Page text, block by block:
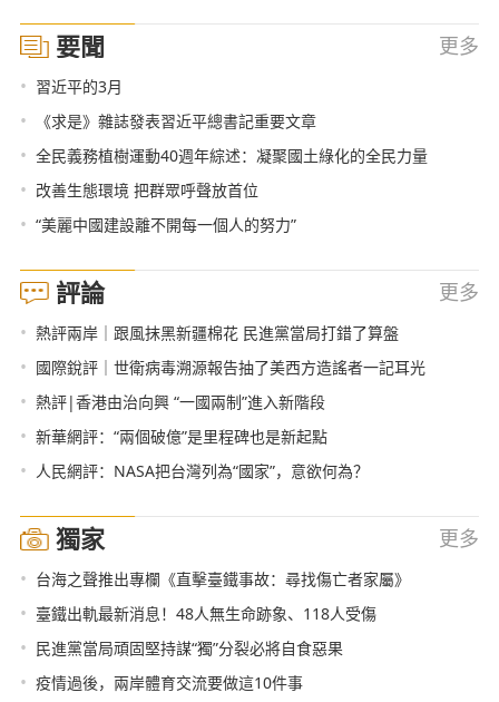
要聞 更多
• 習近平的3月
• 《求是》雜誌發表習近平總書記重要文章
• 全民義務植樹運動40週年綜述：凝聚國土綠化的全民力量
• 改善生態環境 把群眾呼聲放首位
• “美麗中國建設離不開每一個人的努力”
評論 更多
• 熱評兩岸｜跟風抹黑新疆棉花 民進黨當局打錯了算盤
• 國際銳評｜世衛病毒溯源報告抽了美西方造謠者一記耳光
• 熱評|香港由治向興 “一國兩制”進入新階段
• 新華網評：“兩個破億”是里程碑也是新起點
• 人民網評：NASA把台灣列為“國家”，意欲何為？
獨家 更多
• 台海之聲推出專欄《直擊臺鐵事故：尋找傷亡者家屬》
• 臺鐵出軌最新消息！48人無生命跡象、118人受傷
• 民進黨當局頑固堅持謀“獨”分裂必將自食惡果
• 疫情過後，兩岸體育交流要做這10件事